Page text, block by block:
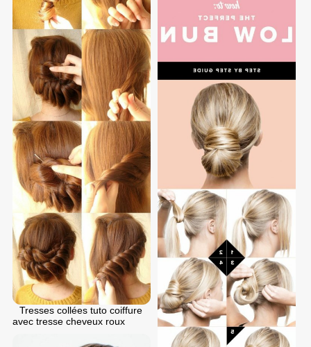
Tresses collées tuto coiffure
avec tresse cheveux roux